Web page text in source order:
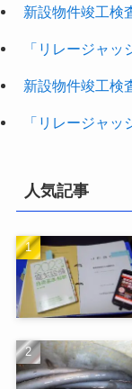
新設物件竣工検
「リレージャ
新設物件竣工検
「リレージャ
人気記事